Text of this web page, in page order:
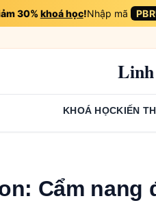
30%khoá học!Nhập mã
KHOÁ HỌCKIẾN
Cẩm nang